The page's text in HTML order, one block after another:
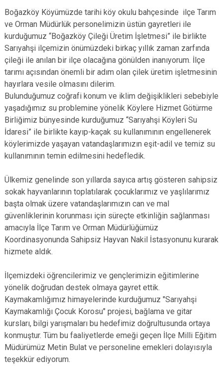
Boğazköy Köyümüzde tarihi köy okulu bahçesinde ilçe Tarım
ve Orman Müdürlük personelimizin üstün gayretleri ile
kurduğumuz “Boğazköy Çileği Üretim İşletmesi” ile birlikte
Sarıyahşi ilçemizin önümüzdeki birkaç yıllık zaman zarfında
çileği ile anılan bir ilçe olacağına gönülden inanıyorum. İlçe
tarımı açısından önemli bir adım olan çilek üretim işletmesinin
hayırlara vesile olmasını dilerim.
Bulunduğumuz coğrafi konum ve iklim değişiklikleri sebebiyle
yaşadığımız su problemine yönelik Köylere Hizmet Götürme
Birliğimiz bünyesinde kurduğumuz “Sarıyahşi Köyleri Su
İdaresi” ile birlikte kayıp-kaçak su kullanımının engellenerek
köylerimizde yaşayan vatandaşlarımızın eşit-adil ve temiz su
kullanımının temin edilmesini hedefledik.
Ülkemiz genelinde son yıllarda sayıca artış gösteren sahipsiz
sokak hayvanlarının toplatılarak çocuklarımız ve yaşlılarımız
başta olmak üzere vatandaşlarımızın can ve mal
güvenliklerinin korunması için süreçte etkinliğin sağlanması
amacıyla İlçe Tarım ve Orman Müdürlüğümüz
Koordinasyonunda Sahipsiz Hayvan Nakil İstasyonunu kurarak
hizmete aldık.
İlçemizdeki öğrencilerimiz ve gençlerimizin eğitimlerine
yönelik doğrudan destek olmaya gayret ettik.
Kaymakamlığımız himayelerinde kurduğumuz "Sarıyahşi
Kaymakamlığı Çocuk Korosu" projesi, bağlama ve gitar
kursları, bilgi yarışmaları bu hedefimiz doğrultusunda ortaya
konmuştur. Tüm bu faaliyetlerde emeği geçen İlçe Milli Eğitim
Müdürümüz Metin Bulat ve personeline emekleri dolayısıyla
teşekkür ediyorum.